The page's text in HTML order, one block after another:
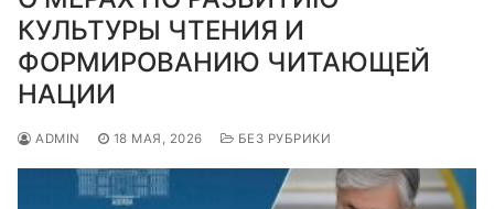
КУЛЬТУРЫ ЧТЕНИЯ И
ФОРМИРОВАНИЮ ЧИТАЮЩЕЙ
НАЦИИ
ADMIN 18 МАЯ, 2026 БЕЗ РУБРИКИ